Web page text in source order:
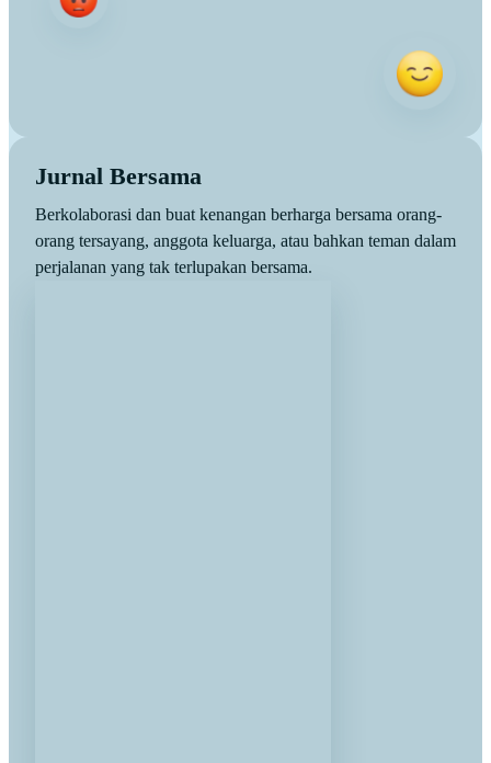
Jurnal Bersama
Berkolaborasi dan buat kenangan berharga bersama orang-
orang tersayang, anggota keluarga, atau bahkan teman dalam
perjalanan yang tak terlupakan bersama.